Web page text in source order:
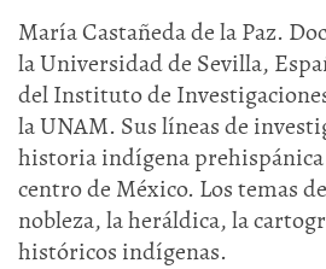
María Castañeda de la Paz.
la Universidad de Sevilla,
del Instituto de
la UNAM. Sus líneas de
historia indígena
centro de México. Los temas
nobleza, la heráldica, la
históricos indígenas.